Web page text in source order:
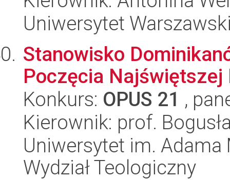
Uniwersytet
Stanowisko
Poczęcia Najświętszej
Konkurs: OPUS 21 ,
Kierownik: prof.
Uniwersytet im.
Wydział Teologiczny